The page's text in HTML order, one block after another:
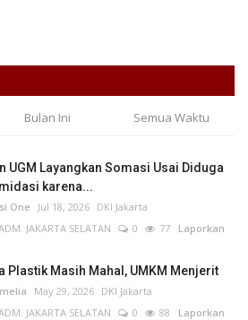
Bulan Ini Semua Waktu
UGM Layangkan Somasi Usai Diduga
karena...
One Jul 18, 2026 DKI Jakarta
JAKARTA SELATAN
0 77 Laporkan
Plastik Masih Mahal, UMKM Menjerit
May 29, 2026 DKI Jakarta
JAKARTA SELATAN
0 88 Laporkan